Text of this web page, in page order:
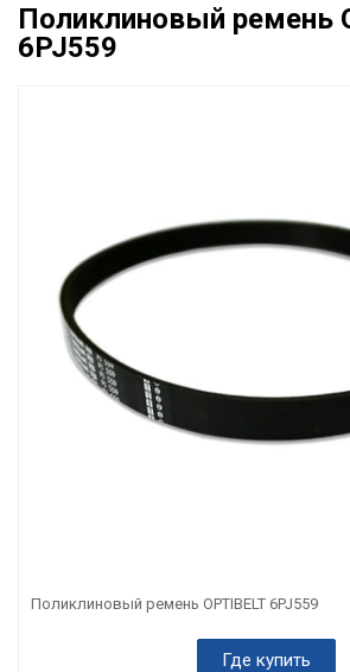
Поликлиновый ремень
6PJ559
Поликлиновый ремень OPTIBELT 6PJ559
Где купить